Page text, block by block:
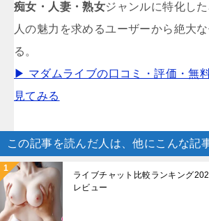
痴女・人妻・熟女ジャンルに特化し
人の魅力を求めるユーザーから絶大
る。
▶ マダムライブの口コミ・評価・無
見てみる
この記事を読んだ人は、他にこんな記
ライブチャット比較ランキング
レビュー